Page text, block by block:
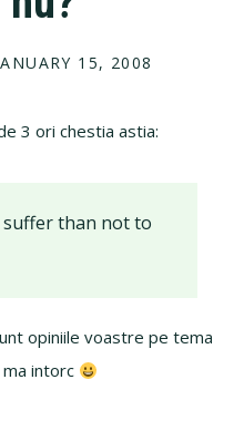
15, 2008
3 ori chestia astia:
suffer than not to
opiniile voastre pe tema
ma intorc